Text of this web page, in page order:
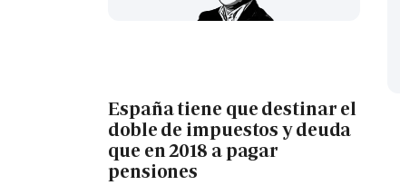
España tiene que destinar el
doble de impuestos y deuda
que en 2018 a pagar
pensiones